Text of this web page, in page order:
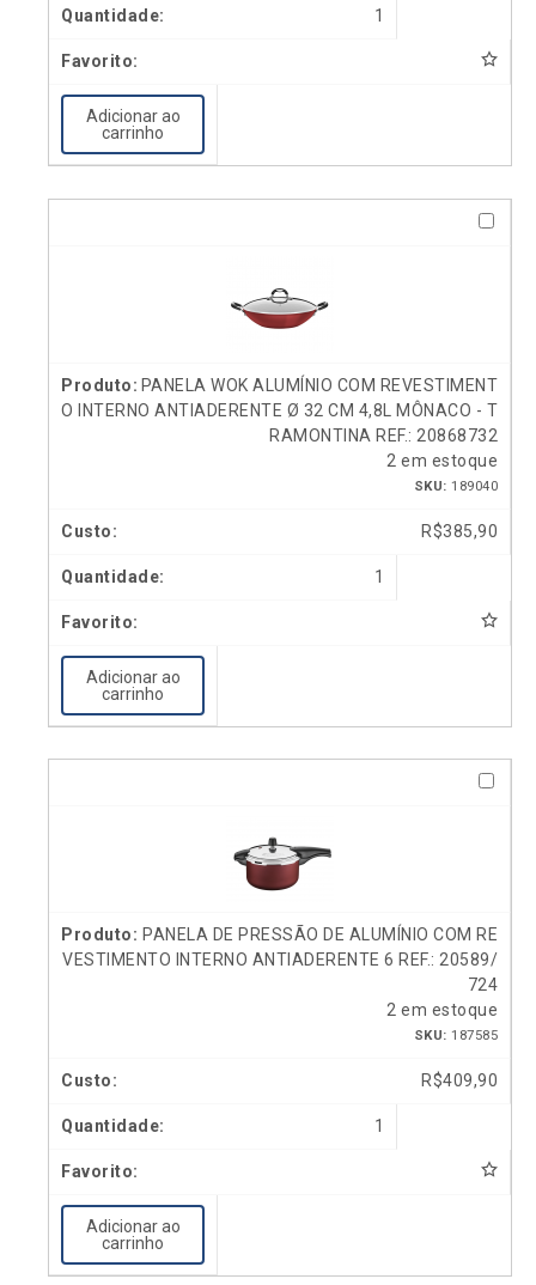
1
Adicionar ao
carrinho
PANELA WOK ALUMÍNIO COM REVESTIMENT
O INTERNO ANTIADERENTE Ø 32 CM 4,8L MÔNACO - T
RAMONTINA REF.: 20868732
2 em estoque
SKU: 189040
R$385,90
1
Adicionar ao
carrinho
PANELA DE PRESSÃO DE ALUMÍNIO COM RE
VESTIMENTO INTERNO ANTIADERENTE 6 REF.: 20589/
724
2 em estoque
SKU: 187585
R$409,90
1
Adicionar ao
carrinho